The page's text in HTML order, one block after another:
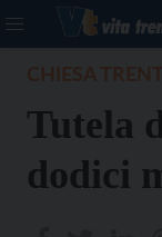
Tutela
dodici